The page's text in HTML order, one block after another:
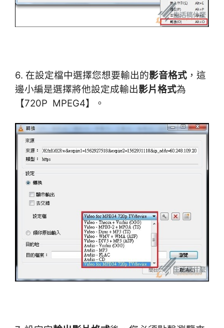
6. 在設定檔中選擇您想要輸出的影音格式 ，這
邊小編是選擇將他設定成輸出影片格式為
【720P MPEG4】。